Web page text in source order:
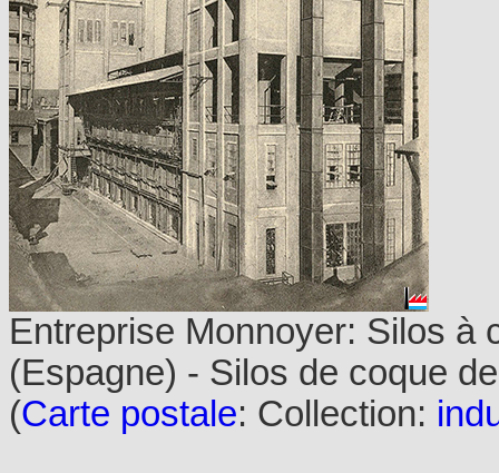
Entreprise Monnoyer: Silos à
(Espagne) - Silos de coque
(Carte postale: Collection: